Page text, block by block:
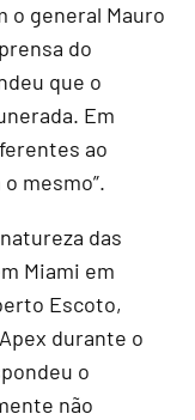
o general Mauro
do
que o
Em
ao
mesmo”.
das
Miami em
Escoto,
durante o
o
não